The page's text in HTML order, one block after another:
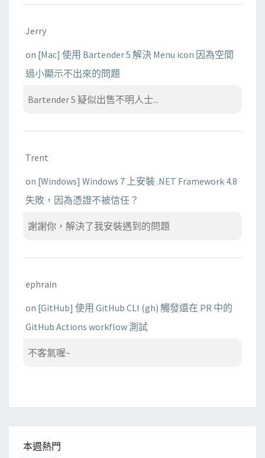
Jerry
on [Mac] 使用 Bartender 5 解決 Menu icon 因為空間
過小顯示不出來的問題
Bartender 5 疑似出售不明人士...
Trent
on [Windows] Windows 7 上安裝 .NET Framework 4.8
失敗，因為憑證不被信任？
謝謝你，解決了我安裝遇到的問題
ephrain
on [GitHub] 使用 GitHub CLI (gh) 觸發還在 PR 中的
GitHub Actions workflow 測試
不客氣喔~
本週熱門